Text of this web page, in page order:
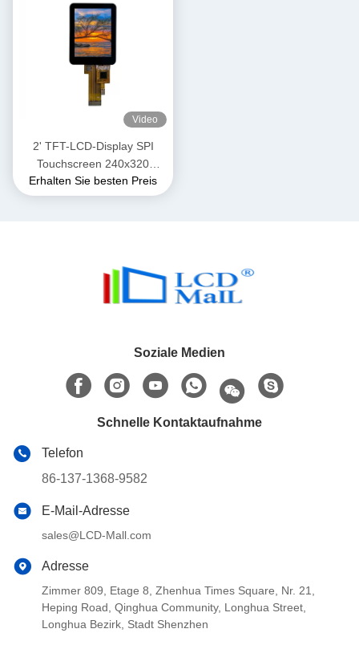
Video
2' TFT-LCD-Display SPI
Touchscreen 240x320
Auflösung ST7789 SPI-
Schnittstelle
Erhalten Sie besten Preis
Soziale Medien
Schnelle Kontaktaufnahme
Telefon
86-137-1368-9582
E-Mail-Adresse
sales@LCD-Mall.com
Adresse
Zimmer 809, Etage 8, Zhenhua Times Square, Nr. 21,
Heping Road, Qinghua Community, Longhua Street,
Longhua Bezirk, Stadt Shenzhen